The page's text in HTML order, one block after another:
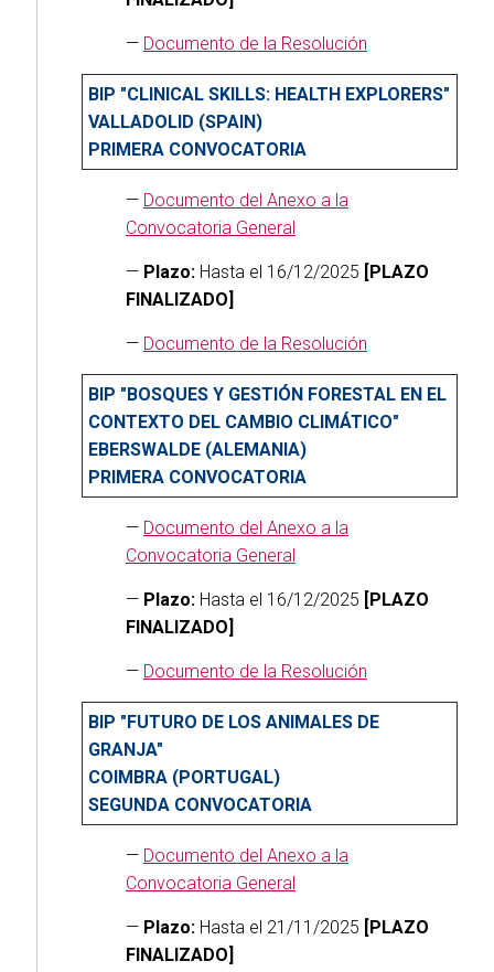
— Documento de la Resolución
BIP "CLINICAL SKILLS: HEALTH EXPLORERS"
VALLADOLID (SPAIN)
PRIMERA CONVOCATORIA
— Documento del Anexo a la
Convocatoria General
— Plazo:Hasta el 16/12/2025 [PLAZO
FINALIZADO]
— Documento de la Resolución
BIP "BOSQUES Y GESTIÓN FORESTAL EN EL
CONTEXTO DEL CAMBIO CLIMÁTICO"
EBERSWALDE (ALEMANIA)
PRIMERA CONVOCATORIA
— Documento del Anexo a la
Convocatoria General
— Plazo:Hasta el 16/12/2025 [PLAZO
FINALIZADO]
— Documento de la Resolución
BIP "FUTURO DE LOS ANIMALES DE
GRANJA"
COIMBRA (PORTUGAL)
SEGUNDA CONVOCATORIA
— Documento del Anexo a la
Convocatoria General
— Plazo:Hasta el 21/11/2025 [PLAZO
FINALIZADO]